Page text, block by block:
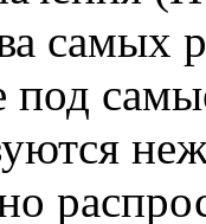
самых
под